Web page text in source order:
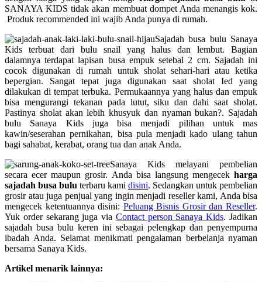
SANAYA KIDS tidak akan membuat dompet Anda menangis kok.
Produk recommended ini wajib Anda punya di rumah.
Sajadah busa bulu Sanaya
Kids terbuat dari bulu snail yang halus dan lembut. Bagian
dalamnya terdapat lapisan busa empuk setebal 2 cm. Sajadah ini
cocok digunakan di rumah untuk sholat sehari-hari atau ketika
bepergian. Sangat tepat juga digunakan saat sholat Ied yang
dilakukan di tempat terbuka. Permukaannya yang halus dan empuk
bisa mengurangi tekanan pada lutut, siku dan dahi saat sholat.
Pastinya sholat akan lebih khusyuk dan nyaman bukan?. Sajadah
bulu Sanaya Kids juga bisa menjadi pilihan untuk mas
kawin/seserahan pernikahan, bisa pula menjadi kado ulang tahun
bagi sahabat, kerabat, orang tua dan anak Anda.
Sanaya Kids melayani pembelian
secara ecer maupun grosir. Anda bisa langsung mengecek harga
sajadah busa bulu terbaru kami disini. Sedangkan untuk pembelian
grosir atau juga penjual yang ingin menjadi reseller kami, Anda bisa
mengecek ketentuannya disini: Peluang Bisnis Grosir dan Reseller.
Yuk order sekarang juga via Contact person Sanaya Kids. Jadikan
sajadah busa bulu keren ini sebagai pelengkap dan penyempurna
ibadah Anda. Selamat menikmati pengalaman berbelanja nyaman
bersama Sanaya Kids.
Artikel menarik lainnya: